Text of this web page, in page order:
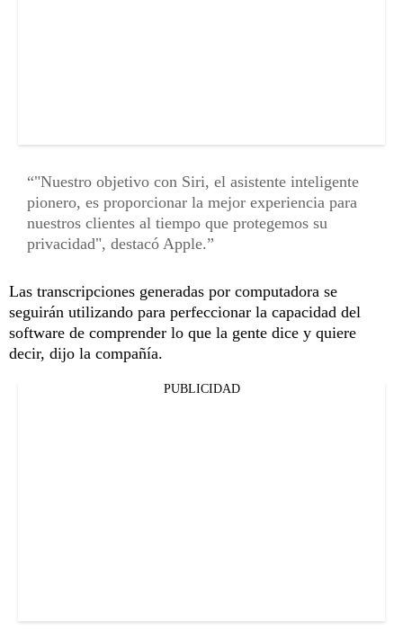
"Nuestro objetivo con Siri, el asistente inteligente
pionero, es proporcionar la mejor experiencia para
nuestros clientes al tiempo que protegemos su
privacidad", destacó Apple.
Las transcripciones generadas por computadora se
seguirán utilizando para perfeccionar la capacidad del
software de comprender lo que la gente dice y quiere
decir, dijo la compañía.
PUBLICIDAD